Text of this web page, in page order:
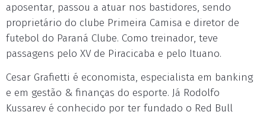
aposentar, passou a atuar nos bastidores, sendo
proprietário do clube Primeira Camisa e diretor de
futebol do Paraná Clube. Como treinador, teve
passagens pelo XV de Piracicaba e pelo Ituano.
Cesar Grafietti é economista, especialista em banking
e em gestão & finanças do esporte. Já Rodolfo
Kussarev é conhecido por ter fundado o Red Bull